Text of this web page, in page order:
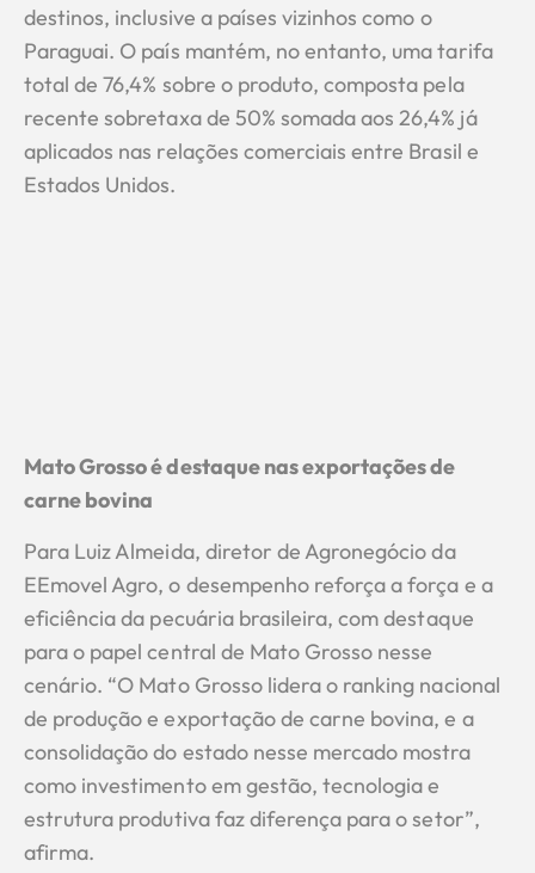
destinos, inclusive a países vizinhos como o
Paraguai. O país mantém, no entanto, uma tarifa
total de 76,4% sobre o produto, composta pela
recente sobretaxa de 50% somada aos 26,4% já
aplicados nas relações comerciais entre Brasil e
Estados Unidos.
Mato Grosso é destaque nas exportações de
carne bovina
Para Luiz Almeida, diretor de Agronegócio da
EEmovel Agro, o desempenho reforça a força e a
eficiência da pecuária brasileira, com destaque
para o papel central de Mato Grosso nesse
cenário. “O Mato Grosso lidera o ranking nacional
de produção e exportação de carne bovina, e a
consolidação do estado nesse mercado mostra
como investimento em gestão, tecnologia e
estrutura produtiva faz diferença para o setor”,
afirma.